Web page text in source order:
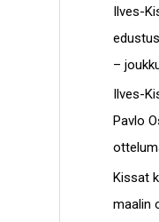
c
h
f
o
r
Ilves-
–
Ilves-
Pavlo
Kissat
maalin
t
o